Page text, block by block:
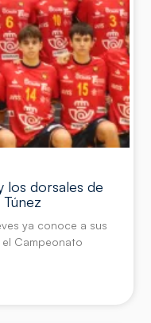
los dorsales de
ya conoce a sus
Campeonato